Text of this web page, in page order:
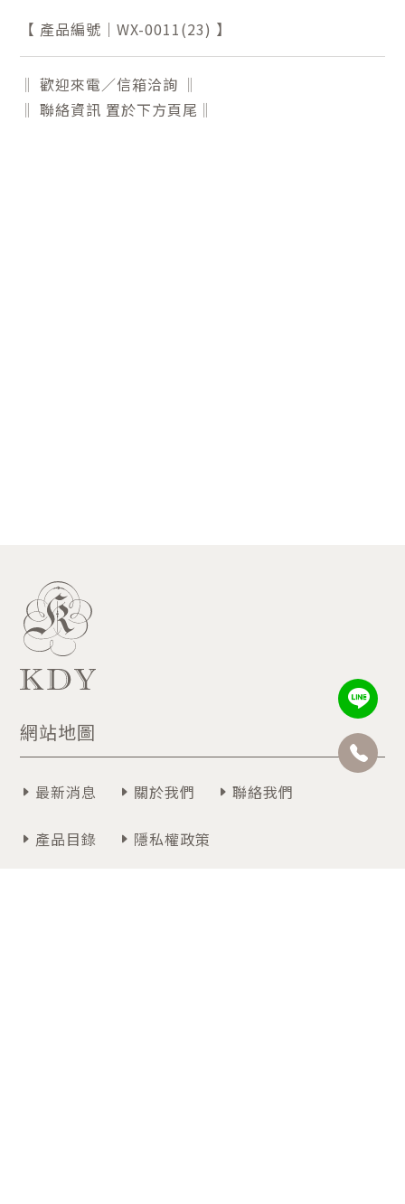
【 產品編號｜WX-0011(23) 】
‖ 歡迎來電／信箱洽詢 ‖
‖ 聯絡資訊 置於下方頁尾‖
網站地圖
最新消息 關於我們 聯絡我們
產品目錄 隱私權政策